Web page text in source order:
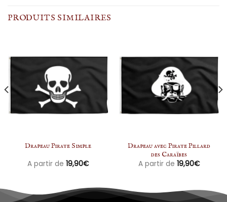
PRODUITS SIMILAIRES
Drapeau Pirate Simple
A partir de 19,90€
Drapeau avec Pirate Pillard
des Caraïbes
A partir de 19,90€